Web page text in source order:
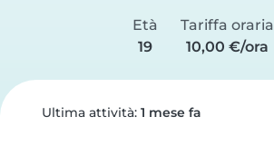
Età
19
Tariffa oraria
10,00 €/ora
Ultima attività: 1 mese fa